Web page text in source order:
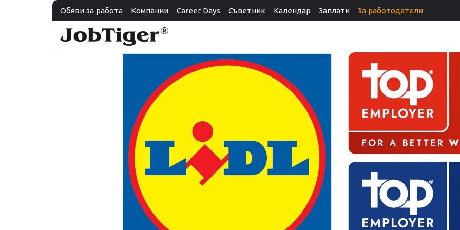
Обяви за работа Компании Career Days Съветник Календар Заплати За работодатели